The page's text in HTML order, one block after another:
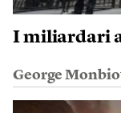
I miliardari
George